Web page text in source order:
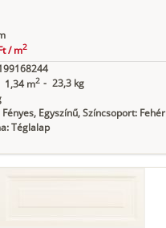
/m2
1,34 m2 - 23,3 kg
Fényes, Egyszínű, Színcsoport: Fehér
Téglalap